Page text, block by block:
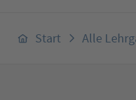
Start Alle